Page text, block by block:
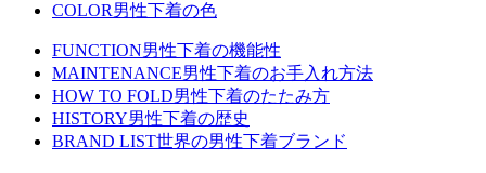
COLOR男性下着の色
FUNCTION男性下着の機能性
MAINTENANCE男性下着のお手入れ方法
HOW TO FOLD男性下着のたたみ方
HISTORY男性下着の歴史
BRAND LIST世界の男性下着ブランド